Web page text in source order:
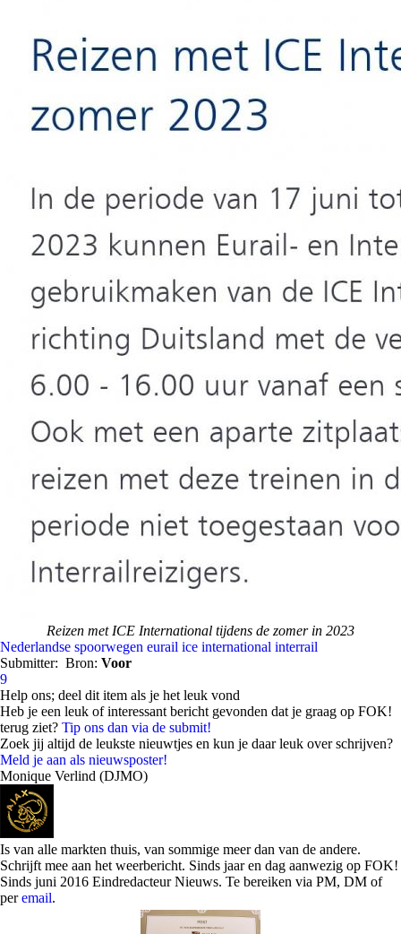
Reizen met ICE International tijdens de zomer in 2023
Nederlandse spoorwegen eurail ice international interrail
Submitter: Bron: Voor
9
Help ons; deel dit item als je het leuk vond
Heb je een leuk of interessant bericht gevonden dat je graag op FOK!
terug ziet? Tip ons dan via de submit!
Zoek jij altijd de leukste nieuwtjes en kun je daar leuk over schrijven?
Meld je aan als nieuwsposter!
Monique Verlind (DJMO)
Is van alle markten thuis, van sommige meer dan van de andere.
Schrijft mee aan het weerbericht. Sinds jaar en dag aanwezig op FOK!
Sinds juni 2016 Eindredacteur Nieuws. Te bereiken via PM, DM of
peremail.